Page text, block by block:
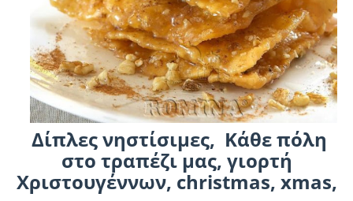
Δίπλες νηστίσιμες, Κάθε πόλη
στο τραπέζι μας, γιορτή
Χριστουγέννων, christmas, xmas,